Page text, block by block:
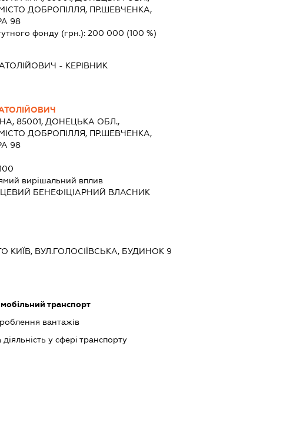
ДОБРОПІЛЛЯ, ПР.ШЕВЧЕНКА,
98
фонду (грн.): 200 000 (100 %)
- КЕРІВНИК
85001, ДОНЕЦЬКА ОБЛ.,
ДОБРОПІЛЛЯ, ПР.ШЕВЧЕНКА,
98
вирішальний вплив
БЕНЕФІЦІАРНИЙ ВЛАСНИК
КИЇВ, ВУЛ.ГОЛОСІЇВСЬКА, БУДИНОК 9
транспорт
вантажів
у сфері транспорту